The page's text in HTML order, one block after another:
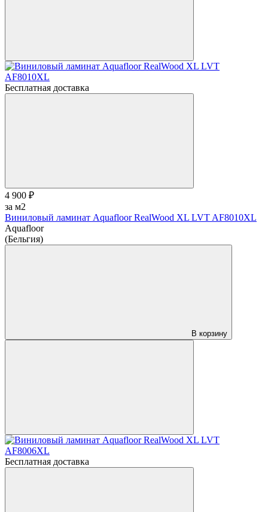
Бесплатная доставка
4 900 ₽
за м2
Виниловый ламинат Aquafloor RealWood XL LVT AF8010XL
Aquafloor
(Бельгия)
В корзину
Бесплатная доставка